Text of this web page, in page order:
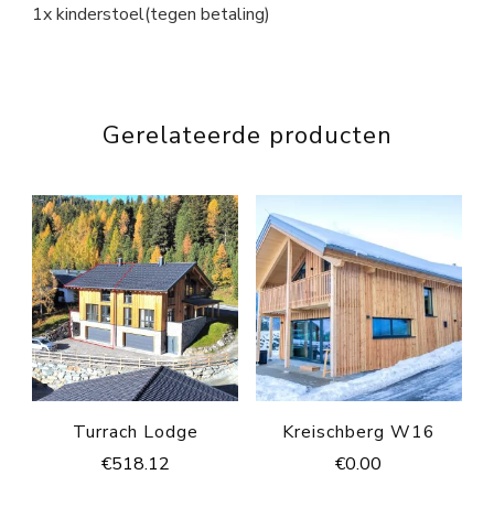
1x kinderstoel(tegen betaling)
Gerelateerde producten
Turrach Lodge
€518.12
Kreischberg W16
€0.00